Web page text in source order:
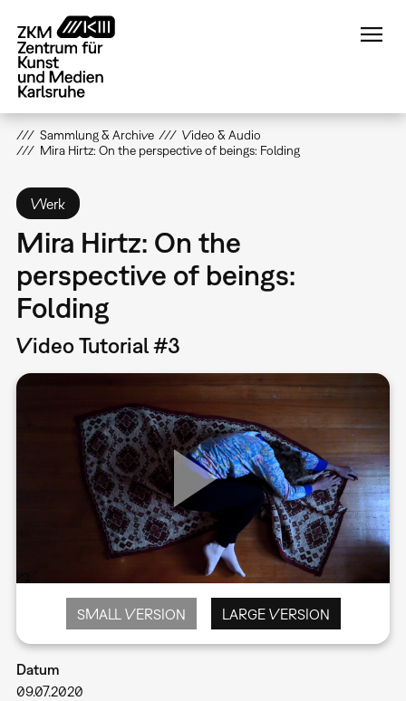
zum
Inhalt
Sammlung & Archive
Video & Audio
Mira Hirtz: On the perspective of beings: Folding
Werk
Mira Hirtz: On the
perspective of beings:
Folding
Video Tutorial #3
SMALL VERSION LARGE VERSION
Datum
09.07.2020